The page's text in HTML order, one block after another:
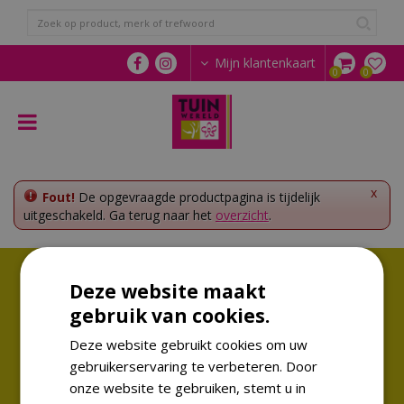
n
a
Mijn klantenkaart
x
Fout! De opgevraagde productpagina is tijdelijk
uitgeschakeld. Ga terug naar het overzicht.
Volg ons!
Altijd op de hoogte van de laatste trends
Deze website maakt
gebruik van cookies.
Deze website gebruikt cookies om uw
gebruikerservaring te verbeteren. Door
onze website te gebruiken, stemt u in